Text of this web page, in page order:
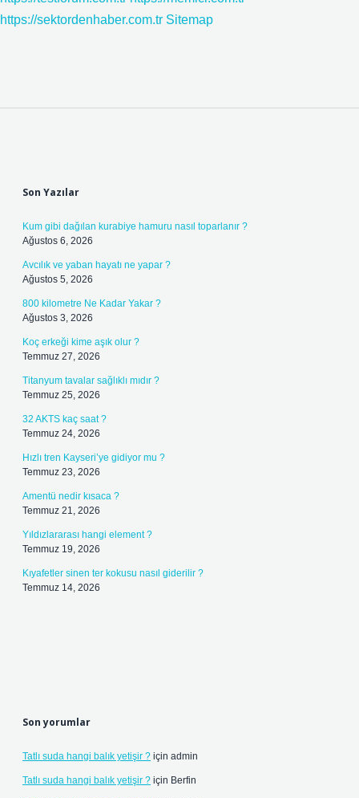
https://sektordenhaber.com.tr Sitemap
Son Yazılar
Kum gibi dağılan kurabiye hamuru nasıl toparlanır ?
Ağustos 6, 2026
Avcılık ve yaban hayatı ne yapar ?
Ağustos 5, 2026
800 kilometre Ne Kadar Yakar ?
Ağustos 3, 2026
Koç erkeği kime aşık olur ?
Temmuz 27, 2026
Titanyum tavalar sağlıklı mıdır ?
Temmuz 25, 2026
32 AKTS kaç saat ?
Temmuz 24, 2026
Hızlı tren Kayseri’ye gidiyor mu ?
Temmuz 23, 2026
Amentü nedir kısaca ?
Temmuz 21, 2026
Yıldızlararası hangi element ?
Temmuz 19, 2026
Kıyafetler sinen ter kokusu nasıl giderilir ?
Temmuz 14, 2026
Son yorumlar
Tatlı suda hangi balık yetişir ? için admin
Tatlı suda hangi balık yetişir ? için Berfin